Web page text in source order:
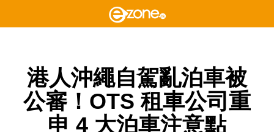
港人沖繩自駕亂泊車被
公審！OTS 租車公司重
申 4 大泊車注意點